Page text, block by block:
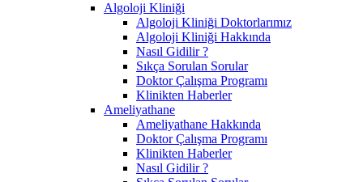
Algoloji Kliniği
Algoloji Kliniği Doktorlarımız
Algoloji Kliniği Hakkında
Nasıl Gidilir ?
Sıkça Sorulan Sorular
Doktor Çalışma Programı
Klinikten Haberler
Ameliyathane
Ameliyathane Hakkında
Doktor Çalışma Programı
Klinikten Haberler
Nasıl Gidilir ?